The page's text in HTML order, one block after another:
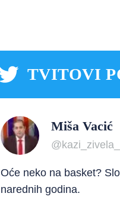
TVITOVI
Miša Vacić
Oće neko na basket?
narednih godina.